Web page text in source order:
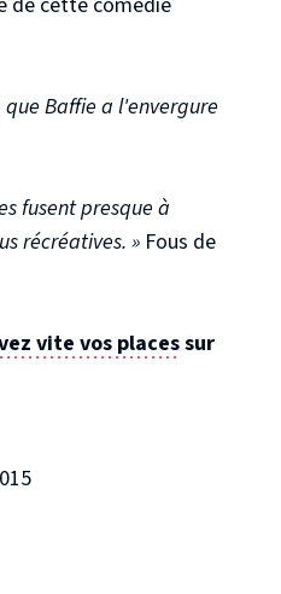
Baffie a l'envergure
fusent presque à
récréatives. » Fous de
vite vos placessur